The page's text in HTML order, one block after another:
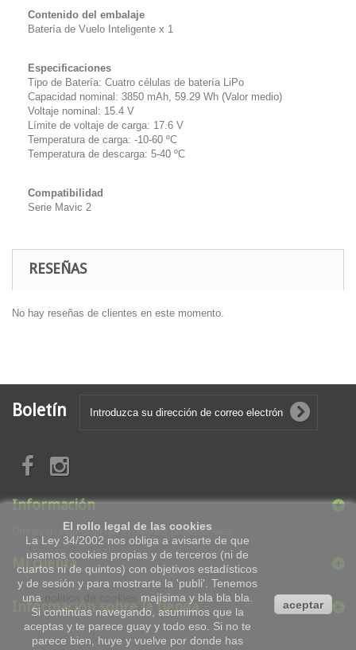
Contenido del embalaje
Batería de Vuelo Inteligente x 1
Especificaciones
Tipo de Batería: Cuatro células de batería LiPo
Capacidad nominal: 3850 mAh, 59.29 Wh (Valor medio)
Voltaje nominal: 15.4 V
Límite de voltaje de carga: 17.6 V
Temperatura de carga: -10-60 ºC
Temperatura de descarga: 5-40 ºC
Compatibilidad
Serie Mavic 2
RESEÑAS
No hay reseñas de clientes en este momento.
Boletín
Información
Droneval, especialistas en drones profesionales
Mi cuenta
Información sobre la tienda
El rollo legal de las cookies
La Ley 34/2002 nos obliga a avisarte de que
usamos cookies propias y de terceros (ni de
cuartos ni de quintos) con objetivos estadísticos
y de sesión y para mostrarte la 'publi'. Tenemos
una
política de cookies
majísima y bla bla bla.
Si continúas navegando, asumimos que la
aceptas y te parece guay y todo eso. Si no te
parece bien, huye y vuelve por donde has
aceptar